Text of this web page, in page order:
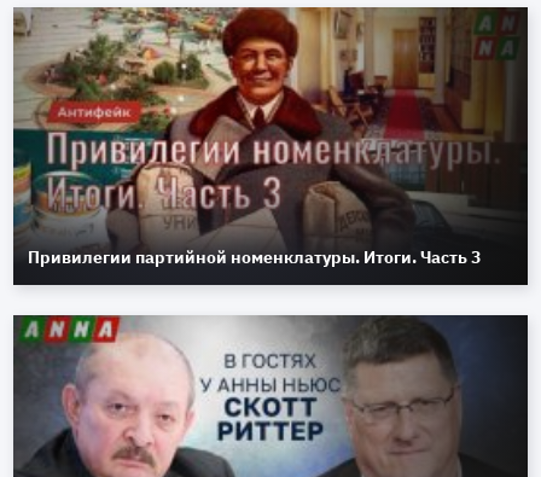
Привилегии партийной номенклатуры. Итоги. Часть 3